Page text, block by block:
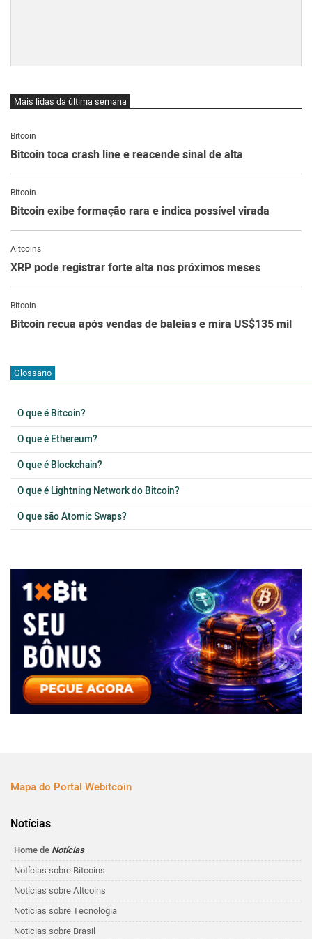
Mais lidas da última semana
Bitcoin
Bitcoin toca crash line e reacende sinal de alta
Bitcoin
Bitcoin exibe formação rara e indica possível virada
Altcoins
XRP pode registrar forte alta nos próximos meses
Bitcoin
Bitcoin recua após vendas de baleias e mira US$135 mil
Glossário
O que é Bitcoin?
O que é Ethereum?
O que é Blockchain?
O que é Lightning Network do Bitcoin?
O que são Atomic Swaps?
Mapa do Portal Webitcoin
Notícias
Home de Notícias
Notícias sobre Bitcoins
Notícias sobre Altcoins
Noticias sobre Tecnologia
Noticias sobre Brasil